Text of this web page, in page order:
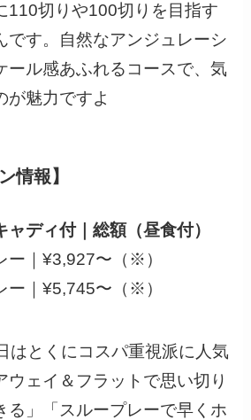
110切りや100切りを目指す
です。自然なアンジュレーシ
ール感あふれるコースで、気
が魅力ですよ
情報】
ャディ付｜総額（昼食付）
ー｜¥3,927〜（※）
ー｜¥5,745〜（※）
はとくにコスパ重視派に人気
ウェイ＆フラットで思い切り
る」「スループレーで早くホ